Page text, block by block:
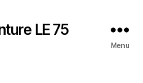
LE 75
Menu